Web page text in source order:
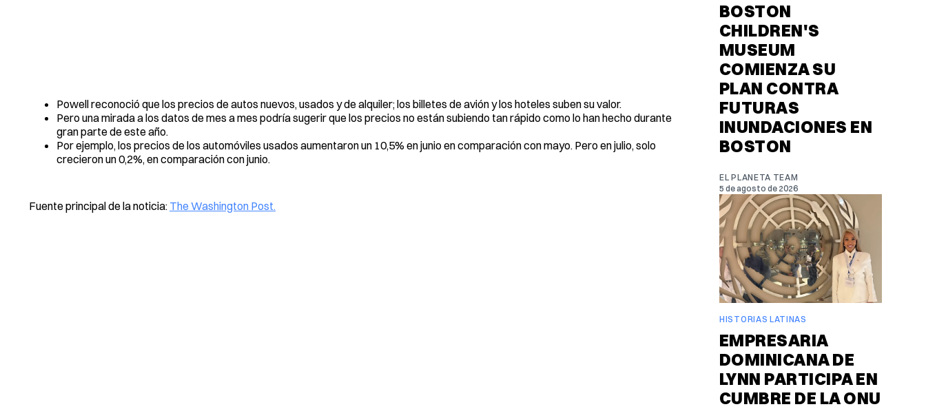
Powell reconoció que los precios de autos nuevos, usados y de alquiler; los billetes de avión y los hoteles suben su valor.
Pero una mirada a los datos de mes a mes podría sugerir que los precios no están subiendo tan rápido como lo han hecho durante
gran parte de este año.
Por ejemplo, los precios de los automóviles usados ​​aumentaron un 10,5% en junio en comparación con mayo. Pero en julio, solo
crecieron un 0,2%, en comparación con junio.
Fuente principal de la noticia: The Washington Post.
BOSTON
CHILDREN'S
MUSEUM
COMIENZA SU
PLAN CONTRA
FUTURAS
INUNDACIONES EN
BOSTON
EL PLANETA TEAM
5 de agosto de 2026
HISTORIAS LATINAS
EMPRESARIA
DOMINICANA DE
LYNN PARTICIPA EN
CUMBRE DE LA ONU